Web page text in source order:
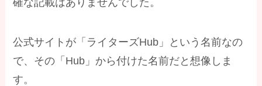
公式サイトが「ライターズHub」という名前なの
で、その「Hub」から付けた名前だと想像しま
す。